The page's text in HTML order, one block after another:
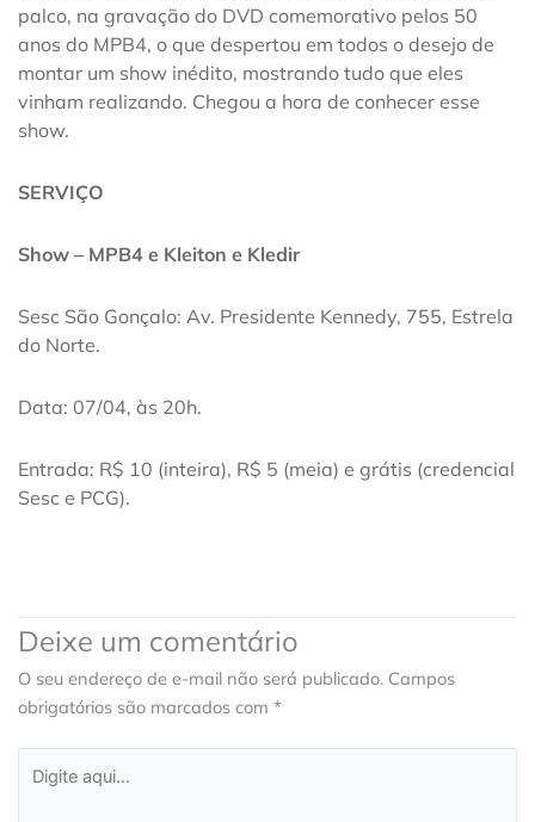
palco, na gravação do DVD comemorativo pelos 50
anos do MPB4, o que despertou em todos o desejo de
montar um show inédito, mostrando tudo que eles
vinham realizando. Chegou a hora de conhecer esse
show.
SERVIÇO
Show – MPB4 e Kleiton e Kledir
Sesc São Gonçalo: Av. Presidente Kennedy, 755, Estrela
do Norte.
Data: 07/04, às 20h.
Entrada: R$ 10 (inteira), R$ 5 (meia) e grátis (credencial
Sesc e PCG).
Deixe um comentário
O seu endereço de e-mail não será publicado. Campos
obrigatórios são marcados com *
aqui...